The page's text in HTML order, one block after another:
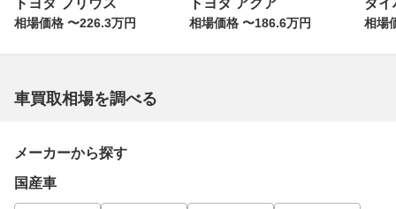
相場価格 〜226.3万円 相場価格 〜186.6万円 相場
車買取相場を調べる
メーカーから探す
国産車